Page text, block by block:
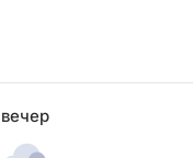
вечер